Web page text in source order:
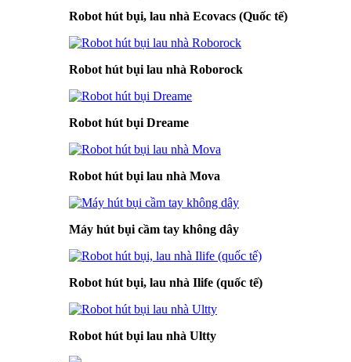
Robot hút bụi, lau nhà Ecovacs (Quốc tế)
Robot hút bụi lau nhà Roborock
Robot hút bụi Dreame
Robot hút bụi lau nhà Mova
Máy hút bụi cầm tay không dây
Robot hút bụi, lau nhà Ilife (quốc tế)
Robot hút bụi lau nhà Ultty